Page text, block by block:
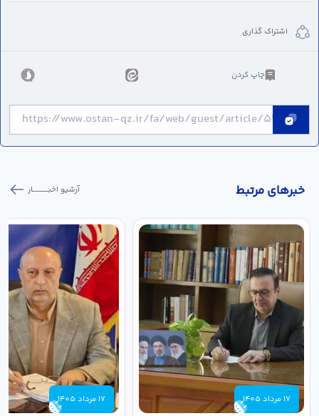
اشتراک گذاری
چاپ کردن
خبر‌های مرتبط آرشیو اخبـــــــــــار
17 مرداد 1405 17 مرداد 1405